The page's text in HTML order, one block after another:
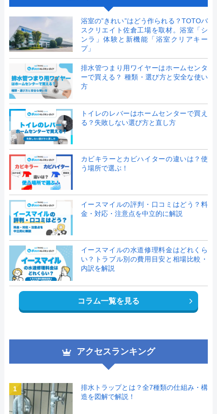
浴室の”きれい”はどう作られる？TOTOバ
スクリエイト佐倉工場を取材。浴室「シ
ンラ」体験と新機能「浴室クリアキー
プ」
排水管つまり用ワイヤーはホームセンタ
ーで買える？ 種類・選び方と安全な使い
方
トイレのレバーはホームセンターで買え
る？失敗しない選び方と直し方
カビキラーとカビハイターの違いは？使
う場所で選ぶ！
イースマイルの評判・口コミはどう？料
金・対応・注意点を中立的に解説
イースマイルの水道修理料金はどれくら
い？トラブル別の費用目安と相場比較・
内訳を解説
コラム一覧を見る
アクセスランキング
1
排水トラップとは？全7種類の仕組み・構
造を図解で解説！